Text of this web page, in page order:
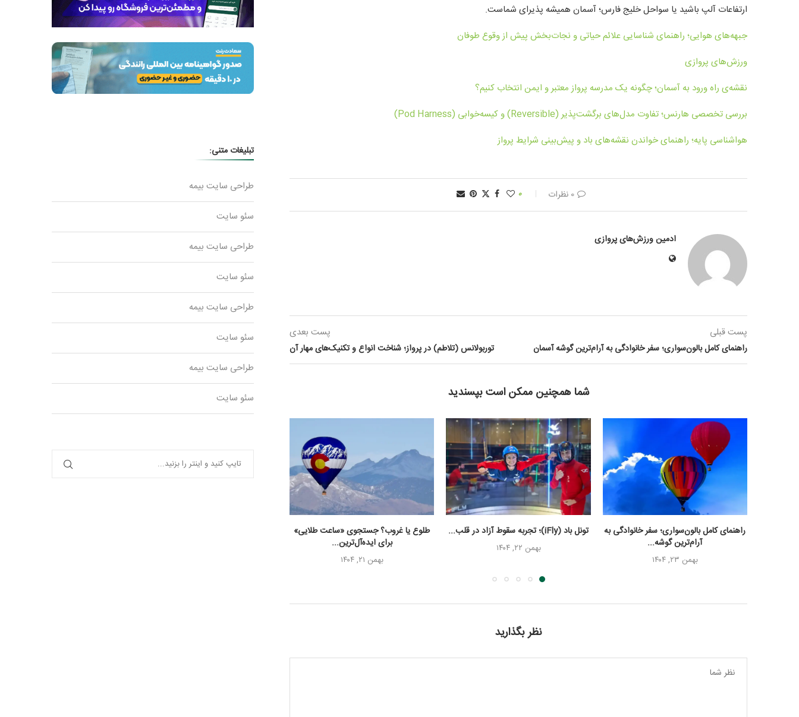
ارتفاعات آلپ باشید یا سواحل خلیج فارس؛ آسمان همیشه پذیرای شماست.
جبهه‌های هوایی؛ راهنمای شناسایی علائم حیاتی و نجات‌بخش پیش از وقوع طوفان
ورزش‌های پروازی
نقشه‌ی راه ورود به آسمان؛ چگونه یک مدرسه پرواز معتبر و ایمن انتخاب کنیم؟
بررسی تخصصی هارنس؛ تفاوت مدل‌های برگشت‌پذیر (Reversible) و کیسه‌خوابی (Pod Harness)
هواشناسی پایه؛ راهنمای خواندن نقشه‌های باد و پیش‌بینی شرایط پرواز
0 نظرات 0
ادمین ورزش‌های پروازی
پست قبلی
راهنمای کامل بالون‌سواری؛ سفر خانوادگی به آرام‌ترین گوشه آسمان
پست بعدی
توربولانس (تلاطم) در پرواز؛ شناخت انواع و تکنیک‌های مهار آن
شما همچنین ممکن است بپسندید
راهنمای کامل بالون‌سواری؛ سفر خانوادگی به
آرام‌ترین گوشه...
بهمن ۲۳, ۱۴۰۴
تونل باد (iFly)؛ تجربه سقوط آزاد در قلب...
بهمن ۲۲, ۱۴۰۴
طلوع یا غروب؟ جستجوی «ساعت طلایی»
برای ایده‌آل‌ترین...
بهمن ۲۱, ۱۴۰۴
نظر بگذارید
تبلیغات متنی:
طراحی سایت بیمه
سئو سایت
طراحی سایت بیمه
سئو سایت
طراحی سایت بیمه
سئو سایت
طراحی سایت بیمه
سئو سایت